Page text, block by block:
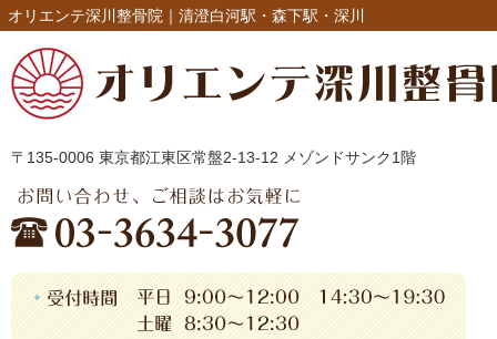
オリエンテ深川整骨院｜清澄白河駅・森下駅・深川
〒135-0006 東京都江東区常盤2-13-12 メゾンドサンク1階